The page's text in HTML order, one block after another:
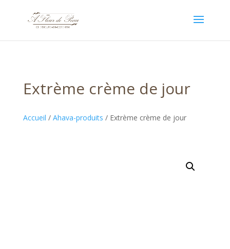
Extrème crème de jour
Accueil / Ahava-produits / Extrème crème de jour